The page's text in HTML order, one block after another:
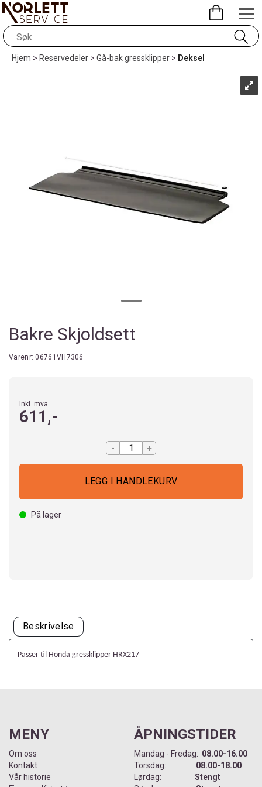
Hjem>Reservedeler>Gå-bak gressklipper> Deksel
Bakre Skjoldsett
Varenr:06761VH7306
Inkl. mva
611,-
- +
På lager
Beskrivelse
Passer til Honda gressklipper HRX217
MENY
Om oss
Kontakt
Vår historie
ÅPNINGSTIDER
Mandag - Fredag: 08.00-16.00
Torsdag: 08.00-18.00
Lørdag: Stengt